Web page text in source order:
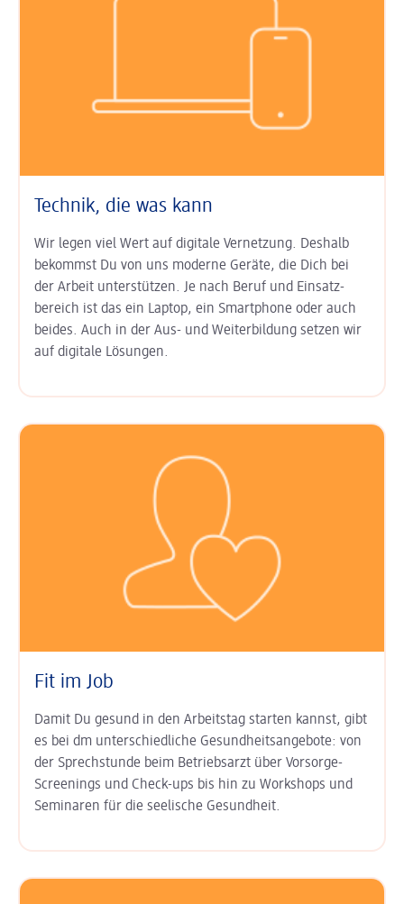
Technik, die was kann
Wir legen viel Wert auf digitale Ver­netzung. Deshalb
bekommst Du von uns moderne Geräte, die Dich bei
der Arbeit unter­stützen. Je nach Beruf und Einsatz­
bereich ist das ein Laptop, ein Smart­phone oder auch
beides. Auch in der Aus- und Weiter­bildung setzen wir
auf digitale Lösungen.
Fit im Job
Damit Du gesund in den Arbeits­tag starten kannst, gibt
es bei dm unter­schied­liche Gesundheits­angebote: von
der Sprech­stunde beim Betriebs­arzt über Vor­sorge-
Screenings und Check-ups bis hin zu Work­shops und
Semi­naren für die seelische Gesund­heit.